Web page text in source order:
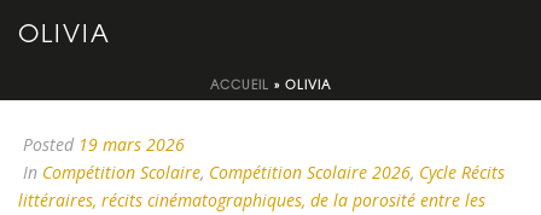
OLIVIA
ACCUEIL » OLIVIA
Posted 19 mars 2026
In Compétition Scolaire, Compétition Scolaire 2026, Cycle Récits
littéraires, récits cinématographiques, de la porosité entre les